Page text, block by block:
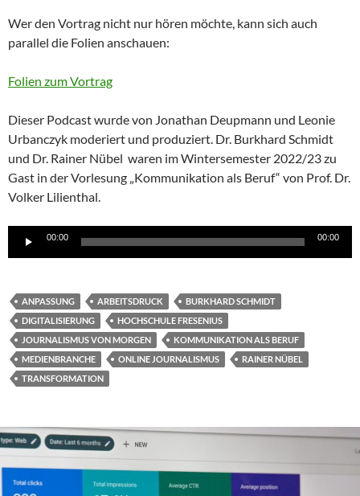
Wer den Vortrag nicht nur hören möchte, kann sich auch
parallel die Folien anschauen:
Folien zum Vortrag
Dieser Podcast wurde von Jonathan Deupmann und Leonie
Urbanczyk moderiert und produziert. Dr. Burkhard Schmidt
und Dr. Rainer Nübel waren im Wintersemester 2022/23 zu
Gast in der Vorlesung „Kommunikation als Beruf“ von Prof. Dr.
Volker Lilienthal.
Audio-
00:00 00:00
ANPASSUNG ARBEITSDRUCK
BURKHARD SCHMIDT
DIGITALISIERUNG
HOCHSCHULE FRESENIUS
JOURNALISMUS VON MORGEN
KOMMUNIKATION ALS BERUF
MEDIENBRANCHE
ONLINE JOURNALISMUS
RAINER NÜBEL
TRANSFORMATION